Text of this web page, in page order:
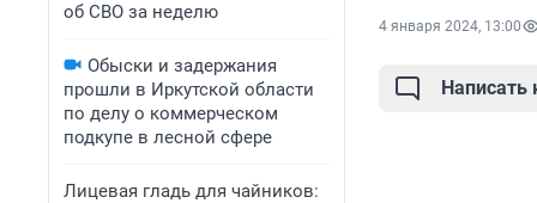
об СВО за неделю
Обыски и задержания
прошли в Иркутской области
по делу о коммерческом
подкупе в лесной сфере
Лицевая гладь для чайников:
4 января 2024, 13:00
Написать